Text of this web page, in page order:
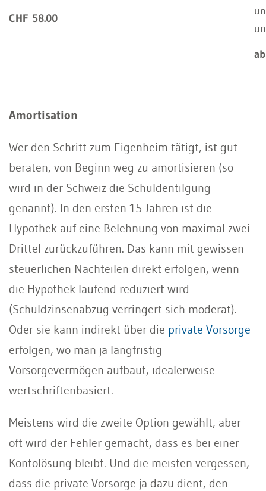
CHF 58.00
Amortisation
Wer den Schritt zum Eigenheim tätigt, ist gut
beraten, von Beginn weg zu amortisieren (so
wird in der Schweiz die Schuldentilgung
genannt). In den ersten 15 Jahren ist die
Hypothek auf eine Belehnung von maximal zwei
Drittel zurückzuführen. Das kann mit gewissen
steuerlichen Nachteilen direkt erfolgen, wenn
die Hypothek laufend reduziert wird
(Schuldzinsenabzug verringert sich moderat).
Oder sie kann indirekt über die private Vorsorge
erfolgen, wo man ja langfristig
Vorsorgevermögen aufbaut, idealerweise
wertschriftenbasiert.
Meistens wird die zweite Option gewählt, aber
oft wird der Fehler gemacht, dass es bei einer
Kontolösung bleibt. Und die meisten vergessen,
dass die private Vorsorge ja dazu dient, den